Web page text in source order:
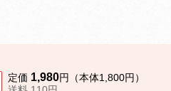
定価 1,980円（本体1,800円）